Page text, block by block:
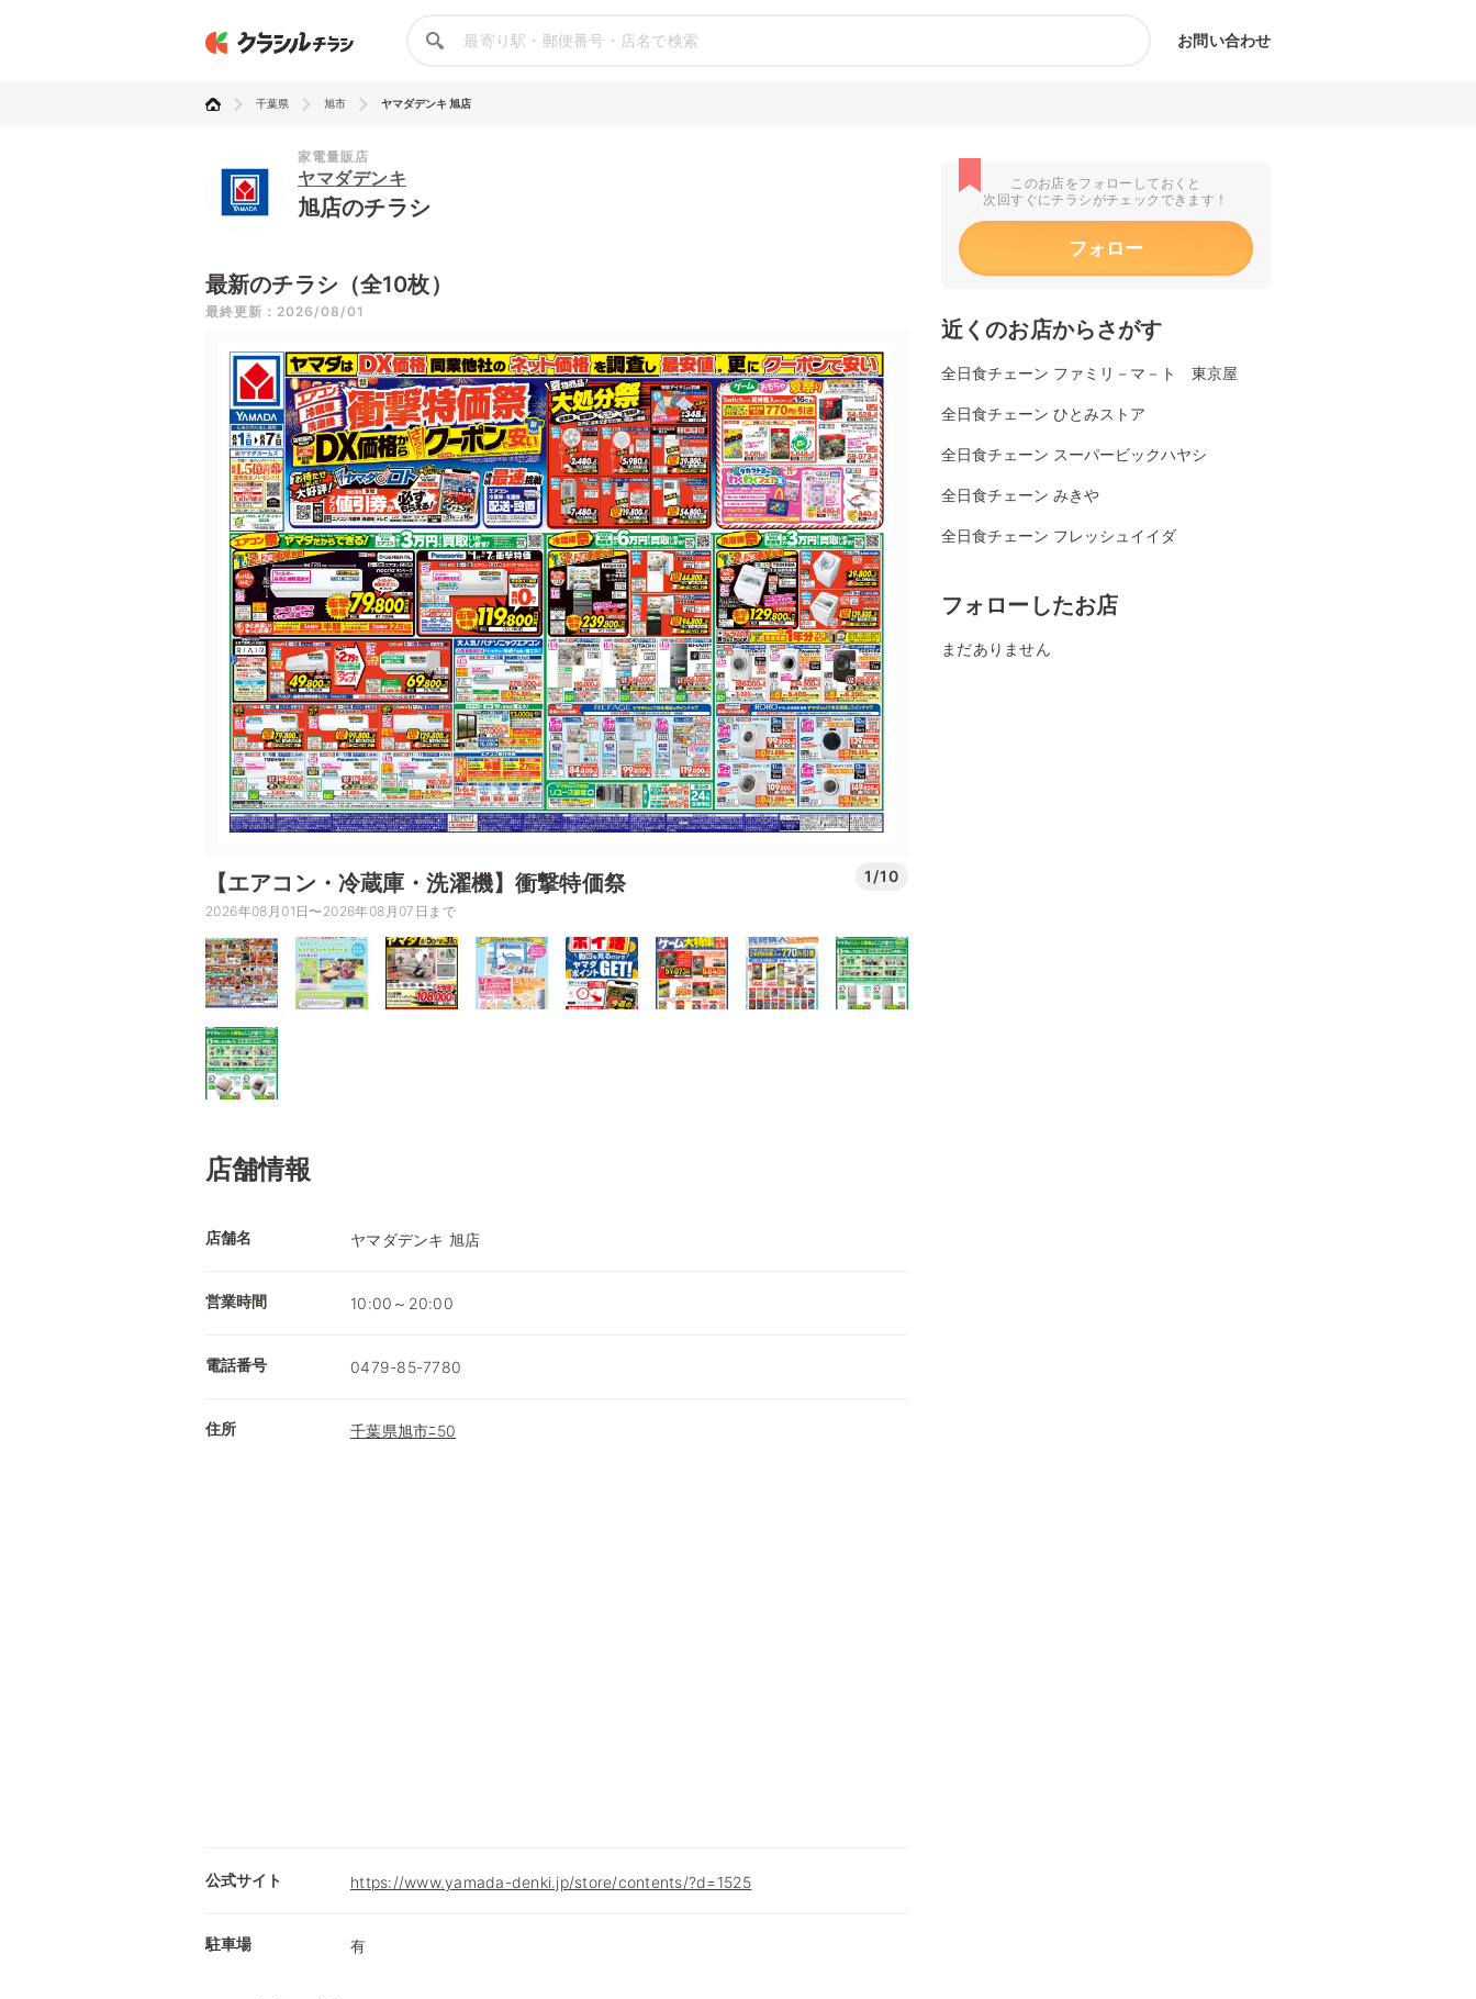
お問い合わせ
千葉県 旭市 ヤマダデンキ 旭店
家電量販店
ヤマダデンキ
旭店のチラシ
最新のチラシ（全10枚）
最終更新：2026/08/01
【エアコン・冷蔵庫・洗濯機】衝撃特価祭 1/10
2026年08月01日〜2026年08月07日まで
店舗情報
店舗名 ヤマダデンキ 旭店
営業時間 10:00～20:00
電話番号 0479-85-7780
住所 千葉県旭市ﾆ50
公式サイト https://www.yamada-denki.jp/store/contents/?d=1525
駐車場 有
このお店をフォローしておくと
次回すぐにチラシがチェックできます！
フォロー
近くのお店からさがす
全日食チェーン ファミリ－マ－ト 東京屋
全日食チェーン ひとみストア
全日食チェーン スーパービックハヤシ
全日食チェーン みきや
全日食チェーン フレッシュイイダ
フォローしたお店
まだありません